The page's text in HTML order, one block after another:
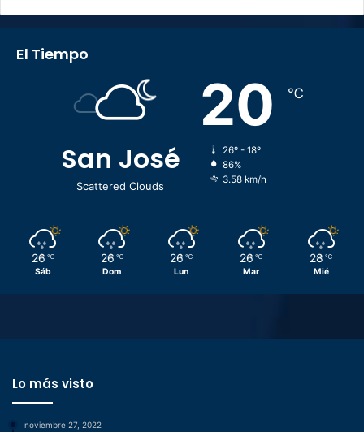
El Tiempo
San José
Scattered Clouds
20 ℃
26º - 18º
86%
3.58 km/h
26 ℃
Sáb
26 ℃
Dom
26 ℃
Lun
26 ℃
Mar
28 ℃
Mié
Lo más visto
noviembre 27, 2022